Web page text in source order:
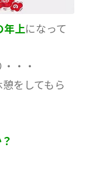
年上になって
・・
をしてもら